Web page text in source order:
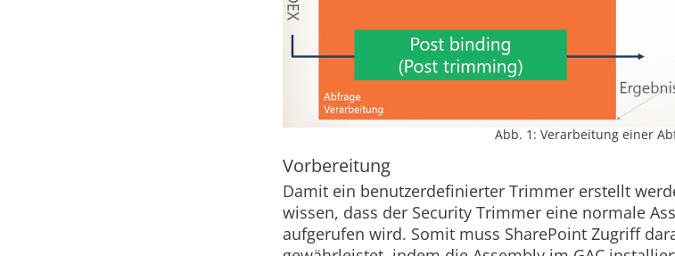
Abb. 1: Verarbeitung einer
Vorbereitung
Damit ein benutzerdefinierter Trimmer erstellt
wissen, dass der Security Trimmer eine normale
aufgerufen wird. Somit muss SharePoint Zugriff